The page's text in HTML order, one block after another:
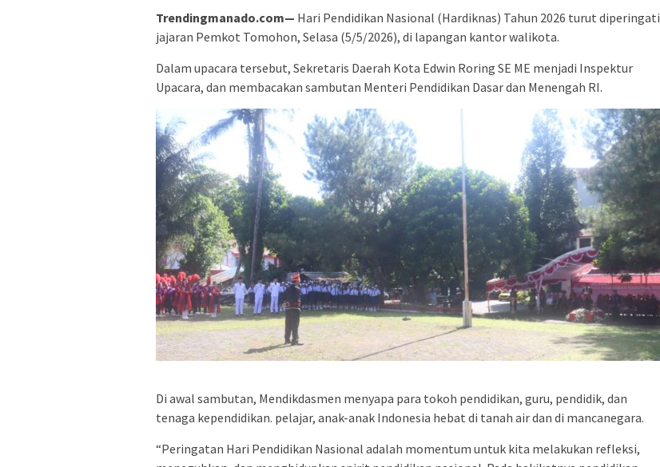
Trendingmanado.com— Hari Pendidikan Nasional (Hardiknas) Tahun 2026 turut diperingati
jajaran Pemkot Tomohon, Selasa (5/5/2026), di lapangan kantor walikota.
Dalam upacara tersebut, Sekretaris Daerah Kota Edwin Roring SE ME menjadi Inspektur
Upacara, dan membacakan sambutan Menteri Pendidikan Dasar dan Menengah RI.
Di awal sambutan, Mendikdasmen menyapa para tokoh pendidikan, guru, pendidik, dan
tenaga kependidikan. pelajar, anak-anak Indonesia hebat di tanah air dan di mancanegara.
“Peringatan Hari Pendidikan Nasional adalah momentum untuk kita melakukan refleksi,